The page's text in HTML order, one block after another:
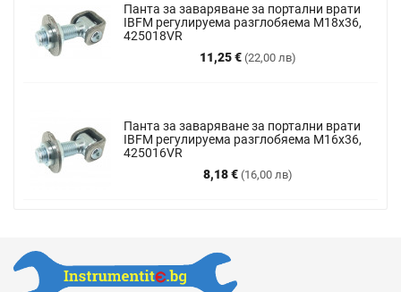
Панта за заваряване за портални врати
IBFM регулируема разглобяема M18x36,
425018VR
11,25 € (22,00 лв)
Цена
Панта за заваряване за портални врати
IBFM регулируема разглобяема М16х36,
425016VR
8,18 € (16,00 лв)
Цена